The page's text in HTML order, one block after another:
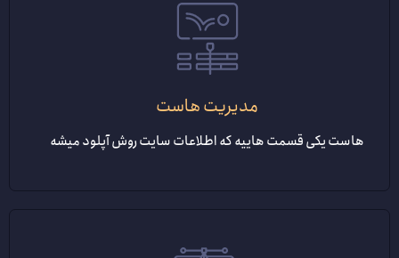
مدیریت هاست
هاست یکی قسمت هاییه که اطلاعات سایت روش آپلود میشه